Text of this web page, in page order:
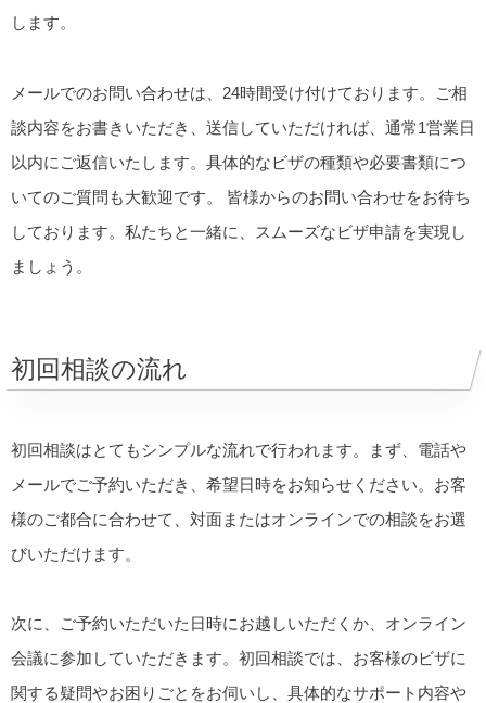
します。
メールでのお問い合わせは、24時間受け付けております。ご相
談内容をお書きいただき、送信していただければ、通常1営業日
以内にご返信いたします。具体的なビザの種類や必要書類につ
いてのご質問も大歓迎です。 皆様からのお問い合わせをお待ち
しております。私たちと一緒に、スムーズなビザ申請を実現し
ましょう。
初回相談の流れ
初回相談はとてもシンプルな流れで行われます。まず、電話や
メールでご予約いただき、希望日時をお知らせください。お客
様のご都合に合わせて、対面またはオンラインでの相談をお選
びいただけます。
次に、ご予約いただいた日時にお越しいただくか、オンライン
会議に参加していただきます。初回相談では、お客様のビザに
関する疑問やお困りごとをお伺いし、具体的なサポート内容や